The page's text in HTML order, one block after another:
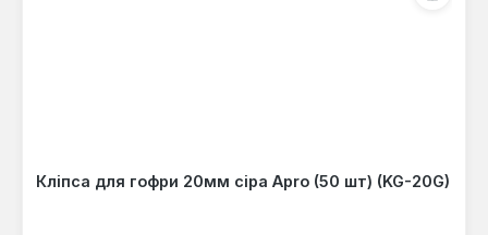
Кліпса для гофри 20мм сіра Apro (50 шт) (KG-20G)